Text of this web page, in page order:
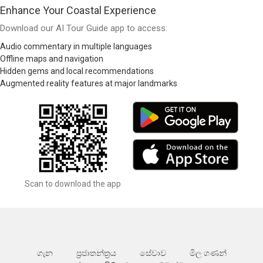
Enhance Your Coastal Experience
Download our AI Tour Guide app to access:
Audio commentary in multiple languages
Offline maps and navigation
Hidden gems and local recommendations
Augmented reality features at major landmarks
Scan to download the app
ගැන ප්‍රජාතන්ත්‍රය සේවාව
මිල ගණන්